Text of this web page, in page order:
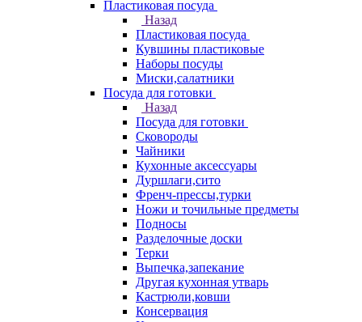
Пластиковая посуда
Назад
Пластиковая посуда
Кувшины пластиковые
Наборы посуды
Миски,салатники
Посуда для готовки
Назад
Посуда для готовки
Сковороды
Чайники
Кухонные аксессуары
Дуршлаги,сито
Френч-прессы,турки
Ножи и точильные предметы
Подносы
Разделочные доски
Терки
Выпечка,запекание
Другая кухонная утварь
Кастрюли,ковши
Консервация